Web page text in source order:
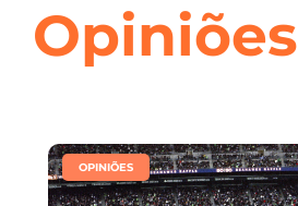
Opiniões
OPINIÕES